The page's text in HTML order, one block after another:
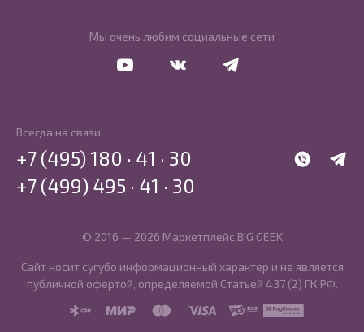
Мы очень любим социальные сети
Всегда на связи
WhatsApp
+7 (495) 180 · 41 · 30
+7 (499) 495 · 41 · 30
© 2016 — 2026 Маркетплейс BIG GEEK
Сайт носит сугубо информационный характер и не является
публичной офертой, определяемой Статьей 437 (2) ГК РФ.
SBP
MIR MasterCard
Visa PCI DSS PayKeeper